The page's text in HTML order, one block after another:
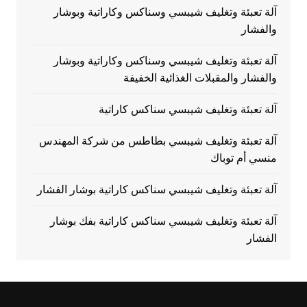
آلة تعبئة وتغليف شيبسي وسناكس وكاراتية وبوشار
والفشار
آلة تعبئة وتغليف شيبسي وسناكس وكاراتية وبوشار
والفشار والمقبلات الغذائية الخفيفة
آلة تعبئة وتغليف شيبسي سناكس كاراتية
آلة تعبئة وتغليف شيبسي بطاطس من شركة المهندس
منسي أم توباك
آلة تعبئة وتغليف شيبسي سناكس كاراتية بوشار الفشار
آلة تعبئة وتغليف شيبسي سناكس كاراتية بفك بوشار
الفشار